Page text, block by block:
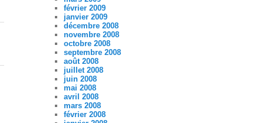
février 2009
janvier 2009
décembre 2008
novembre 2008
octobre 2008
septembre 2008
août 2008
juillet 2008
juin 2008
mai 2008
avril 2008
mars 2008
février 2008